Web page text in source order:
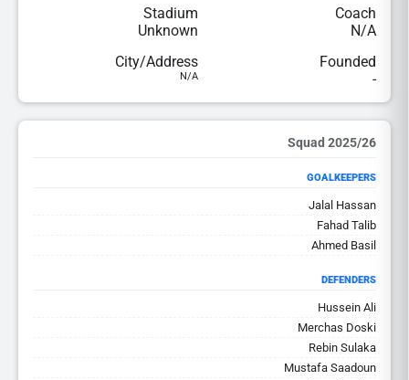
Coach
N/A
Stadium
Unknown
Founded
-
City/Address
N/A
2025/26 Squad
GOALKEEPERS
Jalal Hassan
Fahad Talib
Ahmed Basil
DEFENDERS
Hussein Ali
Merchas Doski
Rebin Sulaka
Mustafa Saadoun